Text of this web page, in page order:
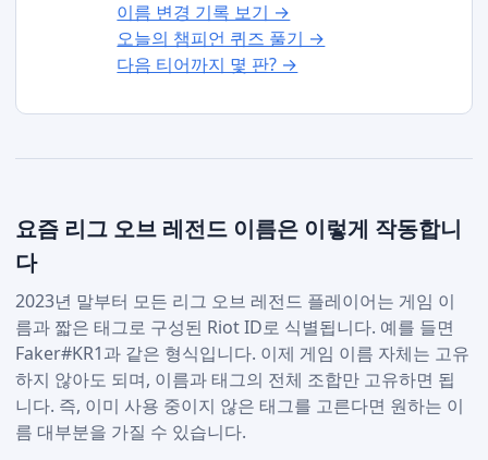
이름 변경 기록 보기 →
오늘의 챔피언 퀴즈 풀기 →
다음 티어까지 몇 판? →
요즘 리그 오브 레전드 이름은 이렇게 작동합니
다
2023년 말부터 모든 리그 오브 레전드 플레이어는 게임 이
름과 짧은 태그로 구성된 Riot ID로 식별됩니다. 예를 들면
Faker#KR1과 같은 형식입니다. 이제 게임 이름 자체는 고유
하지 않아도 되며, 이름과 태그의 전체 조합만 고유하면 됩
니다. 즉, 이미 사용 중이지 않은 태그를 고른다면 원하는 이
름 대부분을 가질 수 있습니다.